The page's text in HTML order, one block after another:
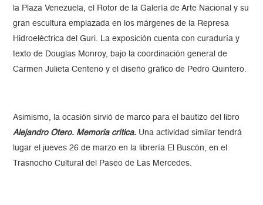
la Plaza Venezuela, el Rotor de la Galería de Arte Nacional y su
gran escultura emplazada en los márgenes de la Represa
Hidroeléctrica del Guri. La exposición cuenta con curaduría y
texto de Douglas Monroy, bajo la coordinación general de
Carmen Julieta Centeno y el diseño gráfico de Pedro Quintero.
Asimismo, la ocasión sirvió de marco para el bautizo del libro
Alejandro Otero. Memoria crítica. Una actividad similar tendrá
lugar el jueves 26 de marzo en la librería El Buscón, en el
Trasnocho Cultural del Paseo de Las Mercedes.